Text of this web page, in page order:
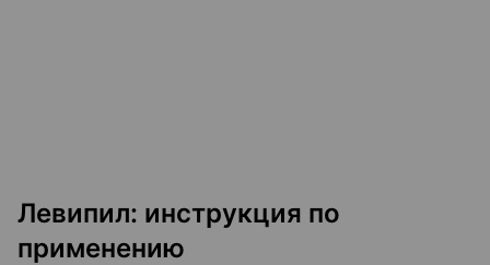
Левипил: инструкция по
применению